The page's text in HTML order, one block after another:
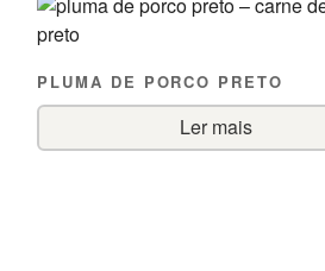
PLUMA DE PORCO PRETO
Ler mais